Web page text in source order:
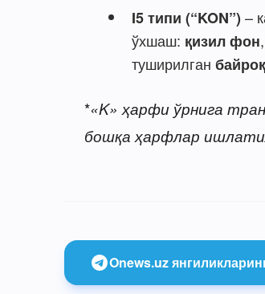
I5 типи (“KON”) –
ўхшаш: қизил фон,
туширилган байроқ
*«K» ҳарфи ўрнига
бошқа ҳарфлар
Onews.uz